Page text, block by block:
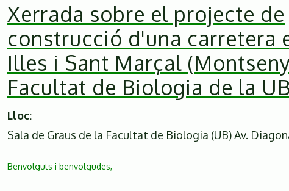
i
que
cal
fer
una
Xerrada sobre el projecte de
construcció d'una carretera
Illes i Sant Marçal
Facultat de Biologia de la UB
Lloc
Sala de Graus de la Facultat de Biologia (UB) Av.
Benvolguts i benvolgudes,